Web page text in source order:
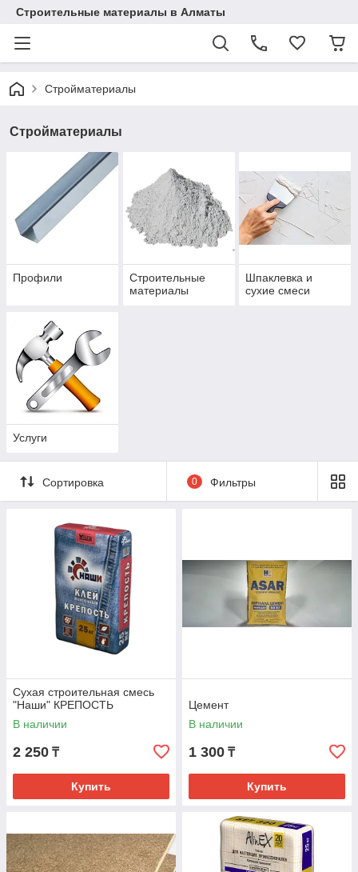
Строительные материалы в Алматы
Стройматериалы
Стройматериалы
Профили
Строительные
материалы
Шпаклевка и
сухие смеси
Услуги
Сортировка 0 Фильтры
Сухая строительная смесь
"Наши" КРЕПОСТЬ
В наличии
2 250 ₸
Купить
Цемент
В наличии
1 300 ₸
Купить